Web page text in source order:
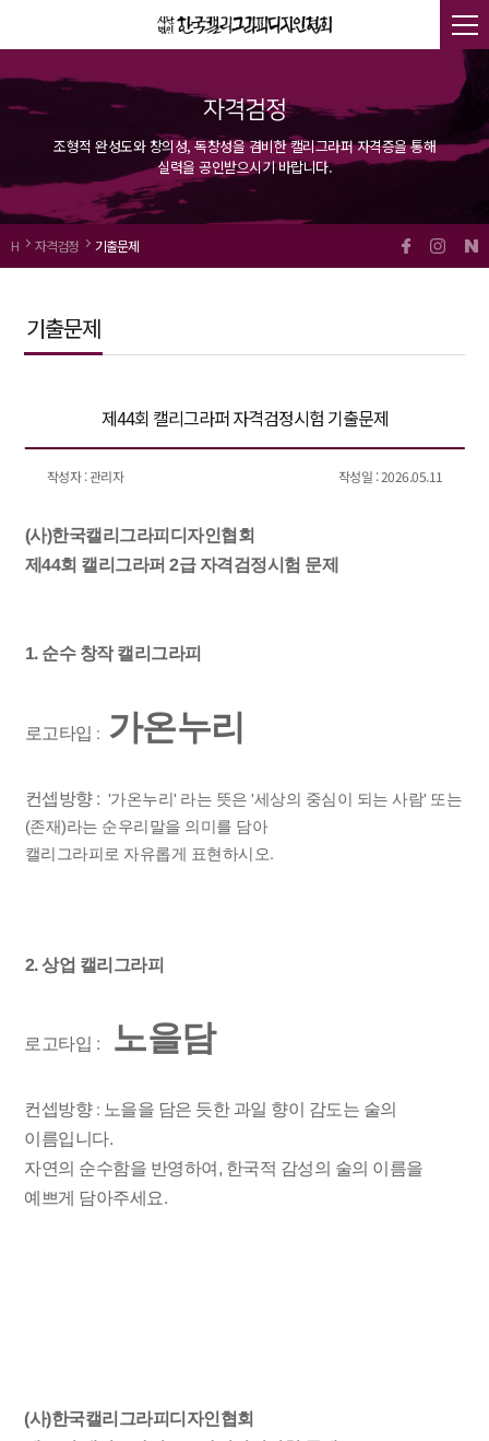
자격검정
조형적 완성도와 창의성, 독창성을 겸비한 캘리그라퍼 자격증을 통해
실력을 공인받으시기 바랍니다.
H 자격검정 기출문제
기출문제
제44회 캘리그라퍼 자격검정시험 기출문제
작성자 : 관리자 작성일 : 2026.05.11
(사)한국캘리그라피디자인협회
제44회 캘리그라퍼 2급 자격검정시험 문제
1. 순수 창작 캘리그라피
로고타입 : 가온누리
컨셉방향 : '가온누리' 라는 뜻은 '세상의 중심이 되는 사람' 또는
(존재)라는 순우리말을 의미를 담아
캘리그라피로 자유롭게 표현하시오.
2. 상업 캘리그라피
로고타입 : 노을담
컨셉방향: 노을을 담은 듯한 과일 향이 감도는 술의
이름입니다.
자연의 순수함을 반영하여, 한국적 감성의 술의 이름을
예쁘게 담아주세요.
(사)한국캘리그라피디자인협회